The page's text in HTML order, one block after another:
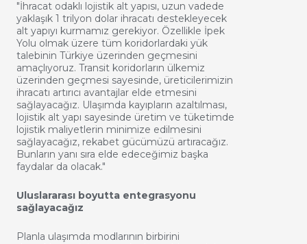
"İhracat odaklı lojistik alt yapısı, uzun vadede
yaklaşık 1 trilyon dolar ihracatı destekleyecek
alt yapıyı kurmamız gerekiyor. Özellikle İpek
Yolu olmak üzere tüm koridorlardaki yük
talebinin Türkiye üzerinden geçmesini
amaçlıyoruz. Transit koridorların ülkemiz
üzerinden geçmesi sayesinde, üreticilerimizin
ihracatı artırıcı avantajlar elde etmesini
sağlayacağız. Ulaşımda kayıpların azaltılması,
lojistik alt yapı sayesinde üretim ve tüketimde
lojistik maliyetlerin minimize edilmesini
sağlayacağız, rekabet gücümüzü artıracağız.
Bunların yanı sıra elde edeceğimiz başka
faydalar da olacak."
Uluslararası boyutta entegrasyonu
sağlayacağız
Planla ulaşımda modlarının birbirini